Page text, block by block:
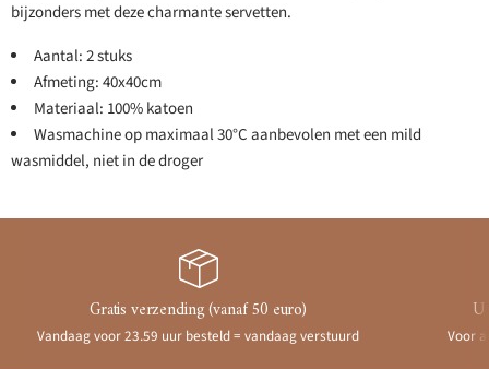
bijzonders met deze charmante servetten.
Aantal: 2 stuks
Afmeting: 40x40cm
Materiaal: 100% katoen
Wasmachine op maximaal 30°C aanbevolen met een mild
wasmiddel, niet in de droger
Gratis verzending (vanaf 50 euro)
Vandaag voor 23.59 uur besteld = vandaag verstuurd Voor